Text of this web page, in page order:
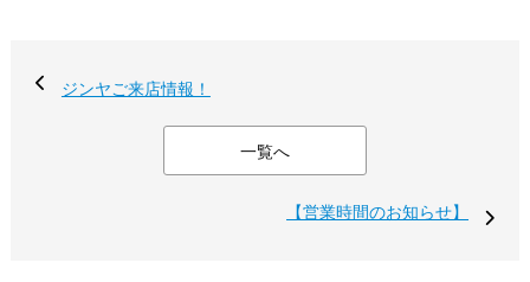
ジンヤご来店情報！
一覧へ
【営業時間のお知らせ】